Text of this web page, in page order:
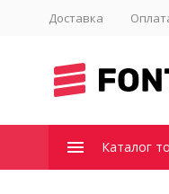
Доставка
Каталог